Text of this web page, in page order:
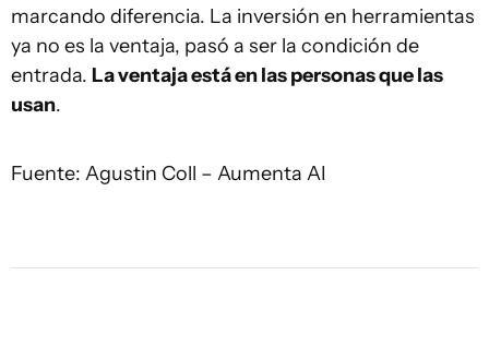
marcando diferencia. La inversión en herramientas
ya no es la ventaja, pasó a ser la condición de
entrada. La ventaja está en las personas que las
usan.
Fuente: Agustin Coll – Aumenta AI